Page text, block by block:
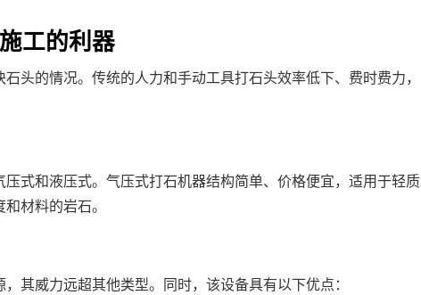
工的利器
头的情况。传统的人力和手动工具打石头效率低下、费时费力，
式和液压式。气压式打石机器结构简单、价格便宜，适用于轻质
材料的岩石。
其威力远超其他类型。同时，该设备具有以下优点：